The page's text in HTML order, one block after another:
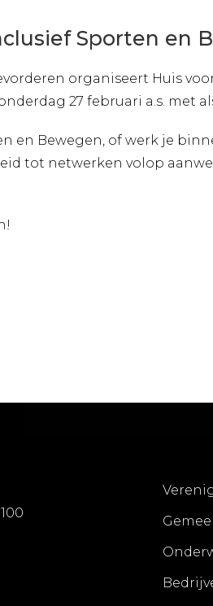
Sporten en
organiseert Huis
27 februari a.s. met
en Bewegen, of werk je
tot netwerken volop